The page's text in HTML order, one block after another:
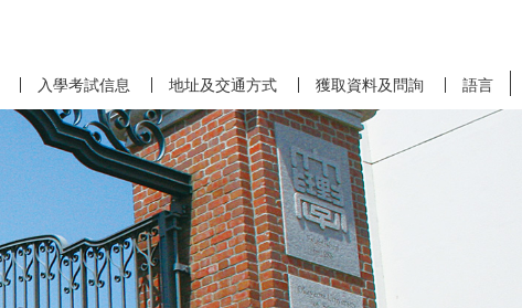
入學考試信息 地址及交通方式 獲取資料及問詢 語言